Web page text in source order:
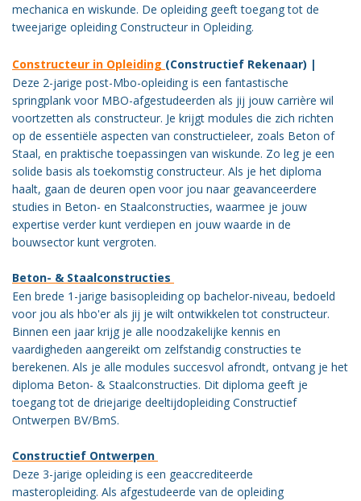
mechanica en wiskunde. De opleiding geeft toegang tot de
tweejarige opleiding Constructeur in Opleiding.
Constructeur in Opleiding (Constructief Rekenaar) |
Deze 2-jarige post-Mbo-opleiding is een fantastische
springplank voor MBO-afgestudeerden als jij jouw carrière wil
voortzetten als constructeur. Je krijgt modules die zich richten
op de essentiële aspecten van constructieleer, zoals Beton of
Staal, en praktische toepassingen van wiskunde. Zo leg je een
solide basis als toekomstig constructeur. Als je het diploma
haalt, gaan de deuren open voor jou naar geavanceerdere
studies in Beton- en Staalconstructies, waarmee je jouw
expertise verder kunt verdiepen en jouw waarde in de
bouwsector kunt vergroten.
Beton- & Staalconstructies
Een brede 1-jarige basisopleiding op bachelor-niveau, bedoeld
voor jou als hbo'er als jij je wilt ontwikkelen tot constructeur.
Binnen een jaar krijg je alle noodzakelijke kennis en
vaardigheden aangereikt om zelfstandig constructies te
berekenen. Als je alle modules succesvol afrondt, ontvang je het
diploma Beton- & Staalconstructies. Dit diploma geeft je
toegang tot de driejarige deeltijdopleiding Constructief
Ontwerpen BV/BmS.
Constructief Ontwerpen
Deze 3-jarige opleiding is een geaccrediteerde
masteropleiding. Als afgestudeerde van de opleiding